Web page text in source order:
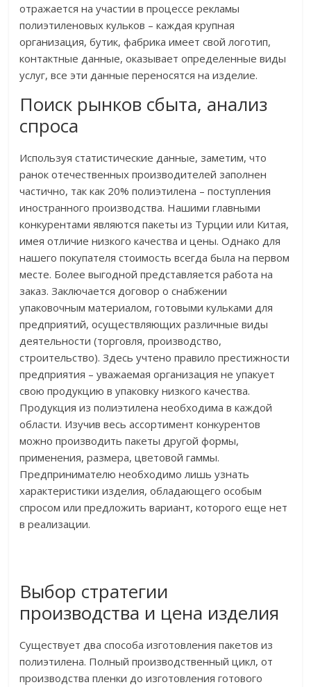
отражается на участии в процессе рекламы
полиэтиленовых кульков – каждая крупная
организация, бутик, фабрика имеет свой логотип,
контактные данные, оказывает определенные виды
услуг, все эти данные переносятся на изделие.
Поиск рынков сбыта, анализ
спроса
Используя статистические данные, заметим, что
ранок отечественных производителей заполнен
частично, так как 20% полиэтилена – поступления
иностранного производства. Нашими главными
конкурентами являются пакеты из Турции или Китая,
имея отличие низкого качества и цены. Однако для
нашего покупателя стоимость всегда была на первом
месте. Более выгодной представляется работа на
заказ. Заключается договор о снабжении
упаковочным материалом, готовыми кульками для
предприятий, осуществляющих различные виды
деятельности (торговля, производство,
строительство). Здесь учтено правило престижности
предприятия – уважаемая организация не упакует
свою продукцию в упаковку низкого качества.
Продукция из полиэтилена необходима в каждой
области. Изучив весь ассортимент конкурентов
можно производить пакеты другой формы,
применения, размера, цветовой гаммы.
Предпринимателю необходимо лишь узнать
характеристики изделия, обладающего особым
спросом или предложить вариант, которого еще нет
в реализации.
Выбор стратегии
производства и цена изделия
Существует два способа изготовления пакетов из
полиэтилена. Полный производственный цикл, от
производства пленки до изготовления готового